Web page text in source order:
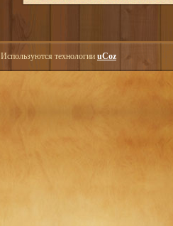
Используются технологии uCoz